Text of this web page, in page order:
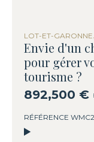
LOT-ET-GARONNE
Envie d'un
pour gérer
tourisme ?
892,500 €
RÉFÉRENCE